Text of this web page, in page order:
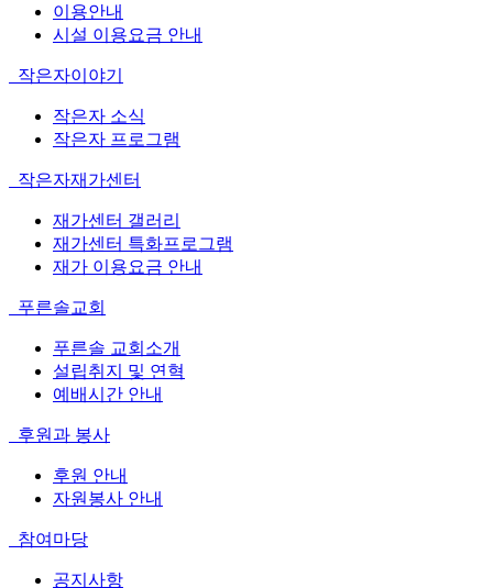
이용안내
시설 이용요금 안내
작은자이야기
작은자 소식
작은자 프로그램
작은자재가센터
재가센터 갤러리
재가센터 특화프로그램
재가 이용요금 안내
푸른솔교회
푸른솔 교회소개
설립취지 및 연혁
예배시간 안내
후원과 봉사
후원 안내
자원봉사 안내
참여마당
공지사항